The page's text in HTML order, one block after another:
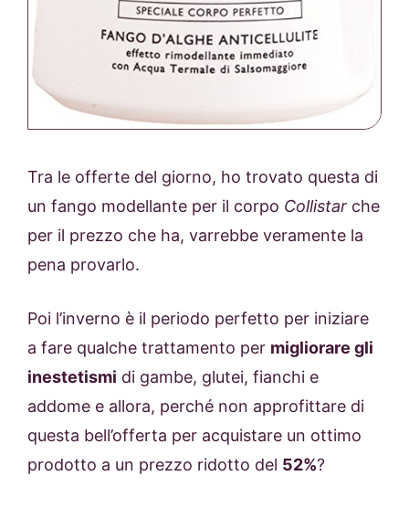
Tra le offerte del giorno, ho trovato questa di
un fango modellante per il corpo Collistar che
per il prezzo che ha, varrebbe veramente la
pena provarlo.
Poi l’inverno è il periodo perfetto per iniziare
a fare qualche trattamento per migliorare gli
inestetismi di gambe, glutei, fianchi e
addome e allora, perché non approfittare di
questa bell’offerta per acquistare un ottimo
prodotto a un prezzo ridotto del 52%?